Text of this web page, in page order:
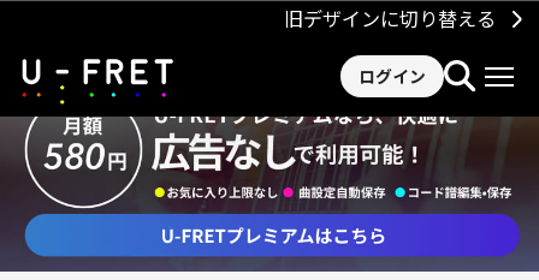
旧デザインに切り替える
ログイン